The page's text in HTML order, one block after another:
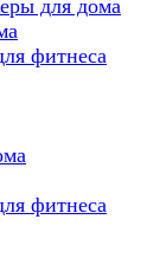
для дома
фитнеса
фитнеса